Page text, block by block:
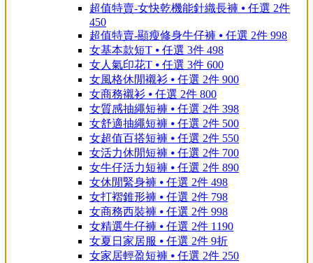
超值特賣-女快乾機能針織長褲 ⦁ 任選 2件
450
超值特賣-顯瘦修身牛仔褲 ⦁ 任選 2件 998
女基本款短T ⦁ 任選 3件 498
女人氣印花T ⦁ 任選 3件 600
女風格休閒襯衫 ⦁ 任選 2件 900
女商務襯衫 ⦁ 任選 2件 800
女質感抽繩短褲 ⦁ 任選 2件 398
女舒適抽繩短褲 ⦁ 任選 2件 500
女超值百搭短褲 ⦁ 任選 2件 550
女活力休閒短褲 ⦁ 任選 2件 700
女牛仔活力短褲 ⦁ 任選 2件 890
女休閒緊身褲 ⦁ 任選 2件 498
女打褶錐形褲 ⦁ 任選 2件 798
女商務西裝褲 ⦁ 任選 2件 998
女精選牛仔褲 ⦁ 任選 2件 1190
女夏日家居服 ⦁ 任選 2件 9折
女家居輕盈短褲 ⦁ 任選 2件 250